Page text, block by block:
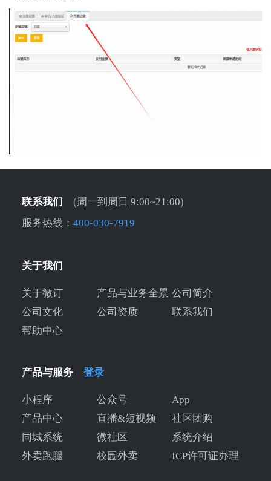
联系我们
(周一到周日 9:00~21:00)
服务热线： 400-030-7919
关于我们
关于微订 产品与业务全景 公司简介
公司文化
公司资质
联系我们
帮助中心
产品与服务 登录
小程序 公众号
App
产品中心
直播&短视频
社区团购
同城系统
微社区
系统介绍
外卖跑腿
校园外卖 ICP许可证办理